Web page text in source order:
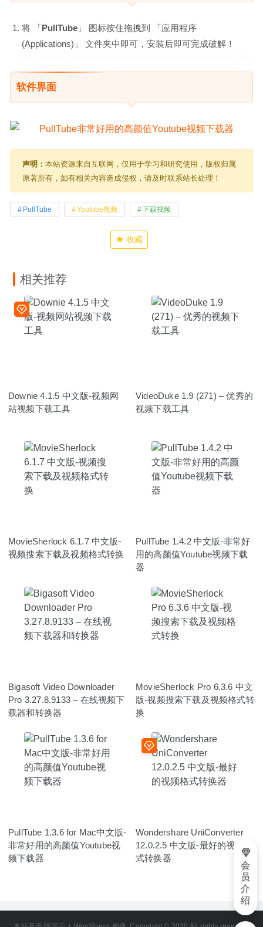
将 「PullTube 」 图标按住拖拽到 「应用程序
(Applications)」 文件夹中即可，安装后即可完成破解！
软件界面
声明： 本站资源来自互联网，仅用于学习和研究使用，版权归属
原著所有，如有相关内容造成侵权，请及时联系站长处理！
PullTube Youtube视频 下载视频
收藏
相关推荐
Downie 4.1.5 中文版-视频网
站视频下载工具
VideoDuke 1.9 (271) – 优秀的
视频下载工具
MovieSherlock 6.1.7 中文版-
视频搜索下载及视频格式转换
PullTube 1.4.2 中文版-非常好
用的高颜值Youtube视频下载
器
Bigasoft Video Downloader
Pro 3.27.8.9133 – 在线视频下
载器和转换器
MovieSherlock Pro 6.3.6 中文
版-视频搜索下载及视频格式转
换
PullTube 1.3.6 for Mac中文版-
非常好用的高颜值Youtube视
频下载器
Wondershare UniConverter
12.0.2.5 中文版-最好的视频格
式转换器
会
员
介
绍